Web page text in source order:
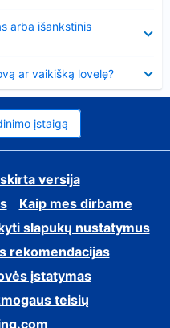
arba išankstinis
ar vaikišką lovelę?
įstaigą
versija
Kaip mes dirbame
slapukų nustatymus
rekomendacijas
įstatymas
teisių